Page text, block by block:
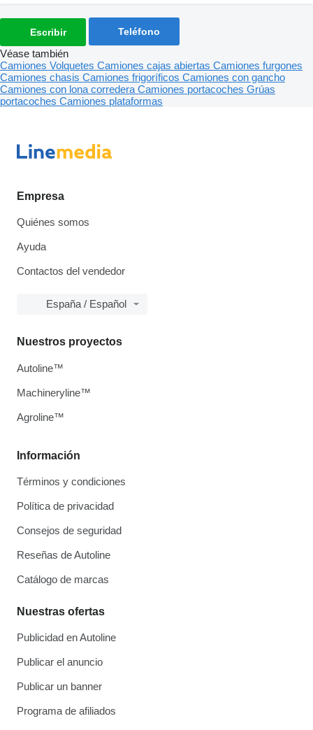
Escribir Teléfono
Véase también
Camiones Volquetes Camiones cajas abiertas Camiones furgones
Camiones chasis Camiones frigoríficos Camiones con gancho
Camiones con lona corredera Camiones portacoches Grúas
portacoches Camiones plataformas
Empresa
Quiénes somos
Ayuda
Contactos del vendedor
España / Español
Información
Términos y condiciones
Política de privacidad
Consejos de seguridad
Reseñas de Autoline
Catálogo de marcas
Nuestras ofertas
Publicidad en Autoline
Publicar el anuncio
Publicar un banner
Programa de afiliados
Nuestros proyectos
Autoline™
Machineryline™
Agroline™